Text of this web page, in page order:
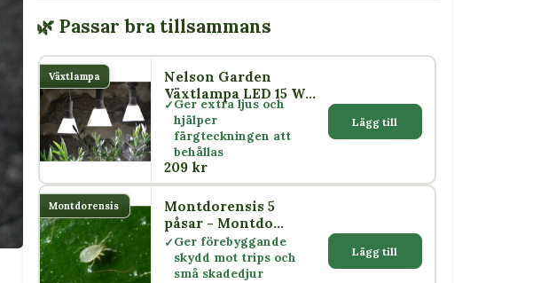
🌿 Passar bra tillsammans
Växtlampa
Nelson Garden
Växtlampa LED 15 W
med skärm E27
Ger extra ljus och
hjälper
färgteckningen att
behållas
209 kr
Lägg till
Montdorensis
Montdorensis 5
påsar - Montdo
mites - Nyttodjur
mot trips, spinn &
vita flygare
Ger förebyggande
skydd mot trips och
små skadedjur
Lägg till